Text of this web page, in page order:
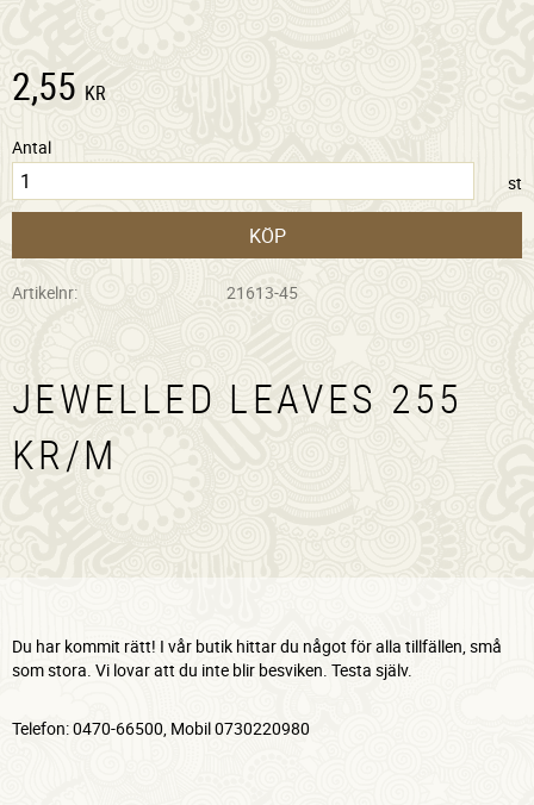
2,55 KR
Antal
st
KÖP
Artikelnr 21613-45
JEWELLED LEAVES 255
KR/M
Du har kommit rätt! I vår butik hittar du något för alla tillfällen, små
som stora. Vi lovar att du inte blir besviken. Testa själv.
Telefon: 0470-66500, Mobil 0730220980